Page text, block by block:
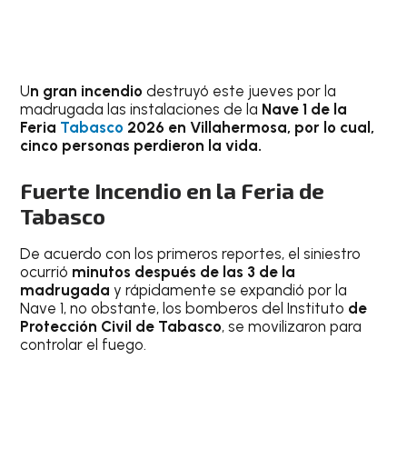
Un gran incendio destruyó este jueves por la
madrugada las instalaciones de la Nave 1 de la
Feria Tabasco 2026 en Villahermosa, por lo cual,
cinco personas perdieron la vida.
Fuerte Incendio en la Feria de
Tabasco
De acuerdo con los primeros reportes, el siniestro
ocurrió minutos después de las 3 de la
madrugada y rápidamente se expandió por la
Nave 1, no obstante, los bomberos del Instituto de
Protección Civil de Tabasco, se movilizaron para
controlar el fuego.